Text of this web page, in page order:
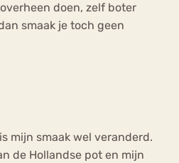
doen, zelf boter
smaak je toch geen
mijn smaak wel veranderd.
de Hollandse pot en mijn